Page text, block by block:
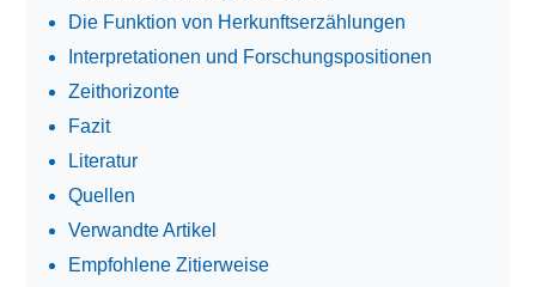
Die Funktion von Herkunftserzählungen
Interpretationen und Forschungspositionen
Zeithorizonte
Fazit
Literatur
Quellen
Verwandte Artikel
Empfohlene Zitierweise